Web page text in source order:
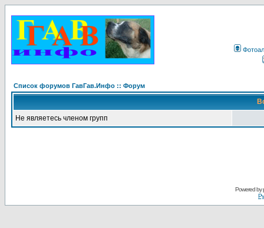
Список форумов ГавГав.Инфо :: Форум
Не являетесь членом групп
Powered by